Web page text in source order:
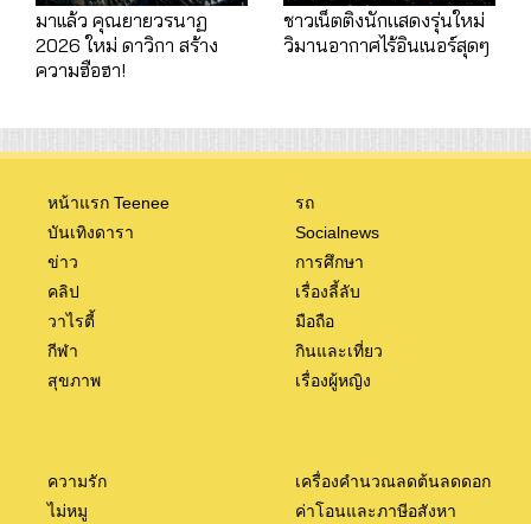
มาเเล้ว คุณยายวรนาฏ
2026 ใหม่ ดาวิกา สร้าง
ความฮือฮา!
ชาวเน็ตติงนักแสดงรุ่นใหม่
วิมานอากาศไร้อินเนอร์สุดๆ
หน้าแรก Teenee
บันเทิงดารา
ข่าว
คลิป
วาไรตี้
กีฬา
สุขภาพ
รถ
Socialnews
การศึกษา
เรื่องลี้ลับ
มือถือ
กินและเที่ยว
เรื่องผู้หญิง
ความรัก
ไม่หมู
เครื่องคำนวณลดต้นลดดอก
ค่าโอนและภาษีอสังหา